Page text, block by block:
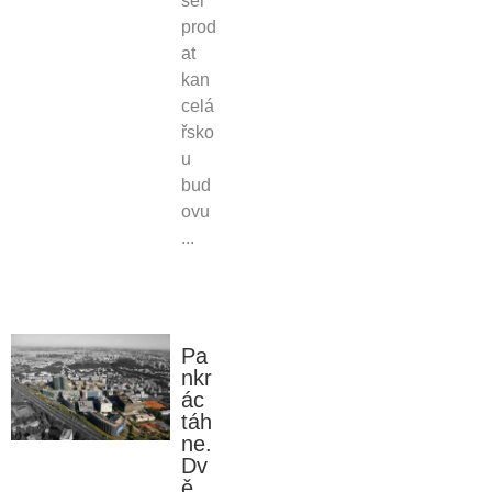
prod
at
kan
celá
řsko
u
bud
ovu
...
Pa
nkr
ác
táh
ne.
Dv